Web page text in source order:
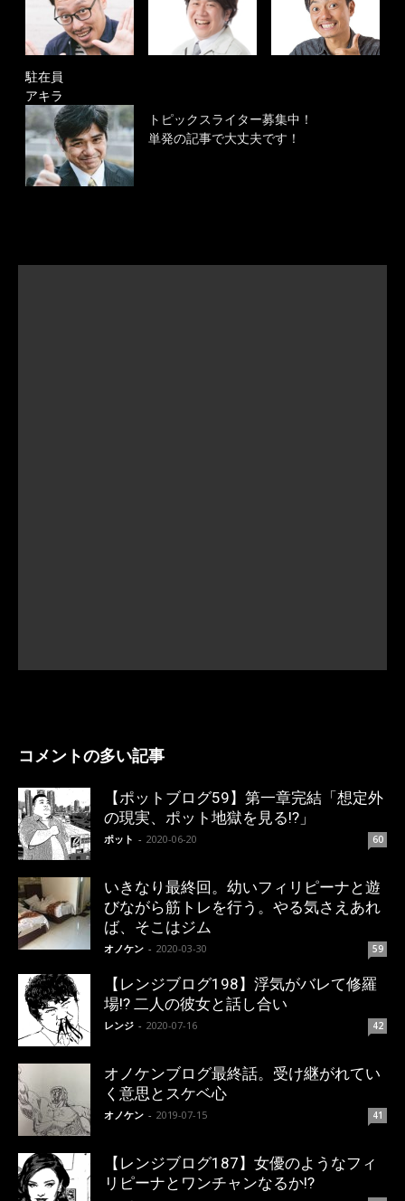
駐在員
アキラ
トピックスライター募集中！
単発の記事で大丈夫です！
コメントの多い記事
【ポットブログ59】第一章完結「想定外
の現実、ポット地獄を見る!?」
ポット - 2020-06-20 60
いきなり最終回。幼いフィリピーナと遊
びながら筋トレを行う。やる気さえあれ
ば、そこはジム
オノケン - 2020-03-30 59
【レンジブログ198】浮気がバレて修羅
場!? 二人の彼女と話し合い
レンジ - 2020-07-16 42
オノケンブログ最終話。受け継がれてい
く意思とスケベ心
オノケン - 2019-07-15 41
【レンジブログ187】女優のようなフィ
リピーナとワンチャンなるか!?